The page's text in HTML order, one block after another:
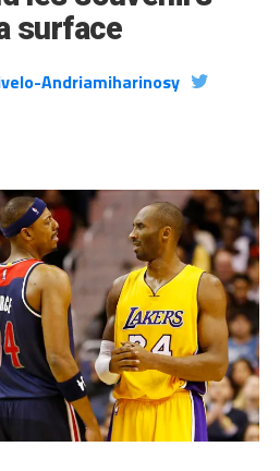
surface
Andriamiharinosy